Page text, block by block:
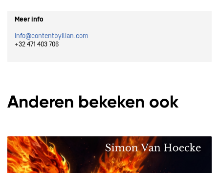
Meer info
info@contentbyilian.com
+32 471 403 706
Anderen bekeken ook